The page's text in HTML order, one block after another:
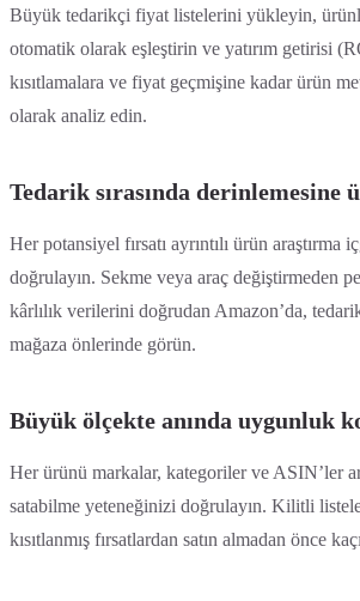
Büyük tedarikçi fiyat listelerini yükleyin,
otomatik olarak eşleştirin ve yatırım getirisi
kısıtlamalara ve fiyat geçmişine kadar ürün
olarak analiz edin.
Tedarik sırasında derinlemesine
Her potansiyel fırsatı ayrıntılı ürün araştırma
doğrulayın. Sekme veya araç değiştirmeden
kârlılık verilerini doğrudan Amazon’da,
mağaza önlerinde görün.
Büyük ölçekte anında uygunluk
Her ürünü markalar, kategoriler ve ASIN’ler
satabilme yeteneğinizi doğrulayın. Kilitli
kısıtlanmış fırsatlardan satın almadan önce